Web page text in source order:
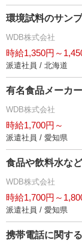
環境試料のサン
WDB株式会社
時給1,350円～
派遣社員 / 北海道
有名食品メーカ
WDB株式会社
時給1,700円～
派遣社員 / 愛知県
食品や飲料水な
WDB株式会社
時給1,700円～
派遣社員 / 愛知県
携帯電話に関す